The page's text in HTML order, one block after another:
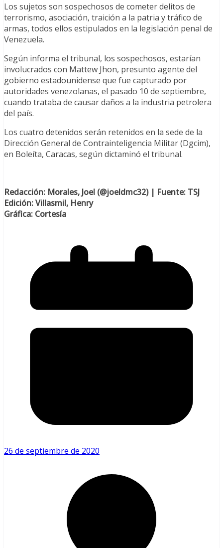
Los sujetos son sospechosos de cometer delitos de
terrorismo, asociación, traición a la patria y tráfico de
armas, todos ellos estipulados en la legislación penal de
Venezuela.
Según informa el tribunal, los sospechosos, estarían
involucrados con Mattew Jhon, presunto agente del
gobierno estadounidense que fue capturado por
autoridades venezolanas, el pasado 10 de septiembre,
cuando trataba de causar daños a la industria petrolera
del país.
Los cuatro detenidos serán retenidos en la sede de la
Dirección General de Contrainteligencia Militar (Dgcim),
en Boleíta, Caracas, según dictaminó el tribunal.
Redacción: Morales, Joel (@joeldmc32) | Fuente: TSJ
Edición: Villasmil, Henry
Gráfica: Cortesía
26 de septiembre de 2020